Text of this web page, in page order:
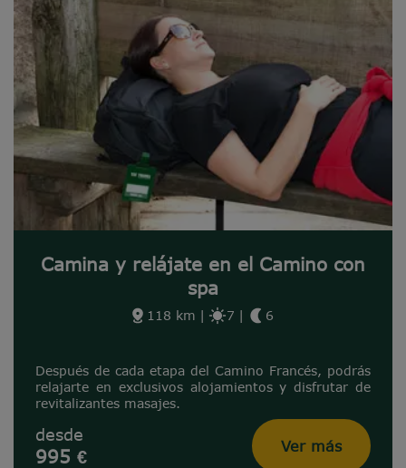
Camina y relájate en el Camino con
spa
118 km 7 6
Después de cada etapa del Camino Francés, podrás
relajarte en exclusivos alojamientos y disfrutar de
revitalizantes masajes.
desde
995 € Ver más